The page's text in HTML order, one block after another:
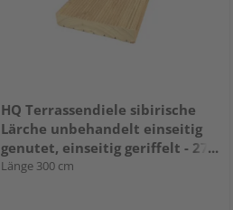
HQ Terrassendiele sibirische
Lärche unbehandelt einseitig
genutet, einseitig geriffelt - 27
x 142 mm
Länge 300 cm